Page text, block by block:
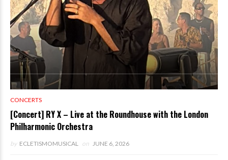
CONCERTS
[Concert] RY X – Live at the Roundhouse with the London
Philharmonic Orchestra
by ECLETISMOMUSICAL on JUNE 6, 2026